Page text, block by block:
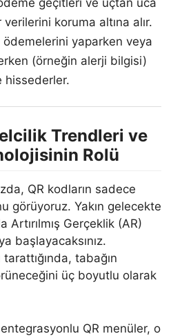
koruma altına alır.
yaparken veya
(örneğin alerji bilgisi)
hissederler.
Trendleri ve
Rolü
QR kodların sadece
görüyoruz. Yakın gelecekte
Artırılmış Gerçeklik (AR)
başlayacaksınız.
tabağın
üç boyutlu olarak
QR menüler, o